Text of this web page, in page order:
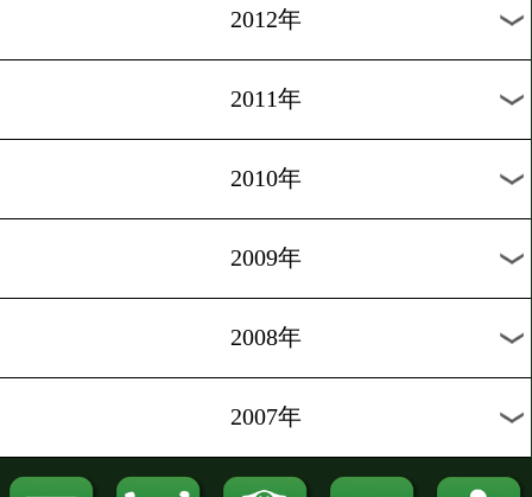
2021年
2020年
2018年
2017年